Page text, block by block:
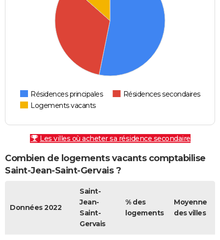
Résidences principales
Résidences secondaires
Logements vacants
Les villes où acheter sa résidence secondaire
Combien de logements vacants comptabilise
Saint-Jean-Saint-Gervais ?
Données 2022
Saint-
Jean-
Saint-
Gervais
% des
logements
Moyenne
des villes